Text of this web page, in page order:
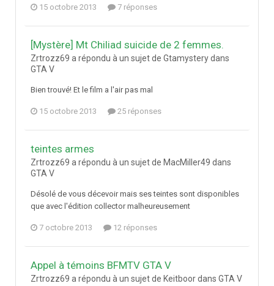
15 octobre 2013 7 réponses
[Mystère] Mt Chiliad suicide de 2 femmes.
Zrtrozz69 a répondu à un sujet de Gtamystery dans
GTA V
Bien trouvé! Et le film a l'air pas mal
15 octobre 2013 25 réponses
teintes armes
Zrtrozz69 a répondu à un sujet de MacMiller49 dans
GTA V
Désolé de vous décevoir mais ses teintes sont disponibles
que avec l'édition collector malheureusement
7 octobre 2013 12 réponses
Appel à témoins BFMTV GTA V
Zrtrozz69 a répondu à un sujet de Keitboor dans GTA V